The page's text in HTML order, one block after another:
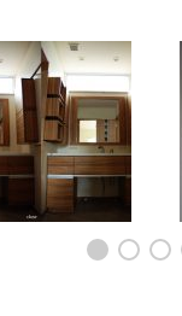
ンターと収納キ